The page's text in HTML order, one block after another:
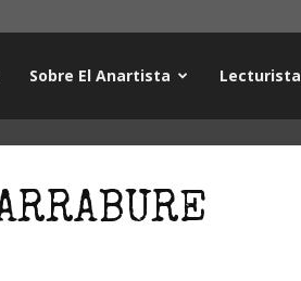
Sobre El Anartista Lecturista